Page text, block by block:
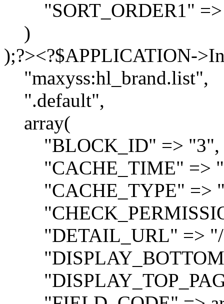
"SORT_ORDER1" =>
)
);?><?$APPLICATION-
"maxyss:hl_brand.list",
".default",
array(
"BLOCK_ID" => "3",
"CACHE_TIME" =>
"CACHE_TYPE" =>
"DETAIL_URL" => "/